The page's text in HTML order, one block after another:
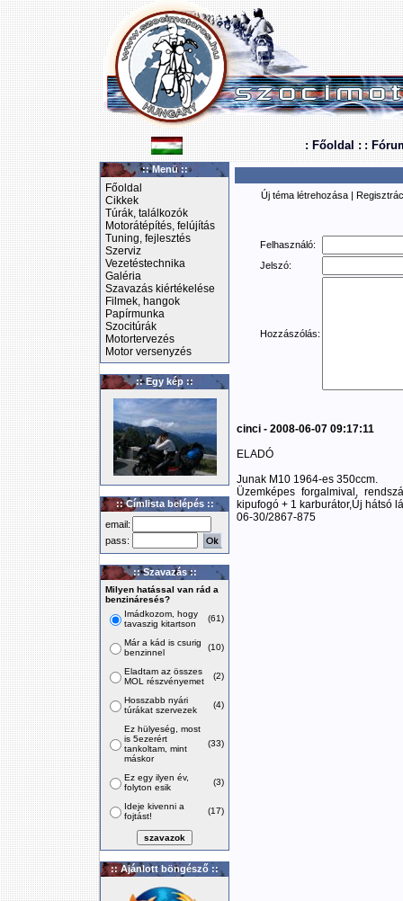
: Főoldal : :
:: Menü ::
Főoldal
Cikkek
Túrák, találkozók
Motorátépítés, felújítás
Tuning, fejlesztés
Szerviz
Vezetéstechnika
Galéria
Szavazás kiértékelése
Filmek, hangok
Papírmunka
Szocitúrák
Motortervezés
Motor versenyzés
:: Egy kép ::
:: Címlista belépés ::
email:
pass:
:: Szavazás ::
Milyen hatással van rád a
benzináresés?
Imádkozom, hogy
tavaszig kitartson
(61)
Már a kád is csurig
benzinnel
(10)
Eladtam az összes
MOL részvényemet
(2)
Hosszabb nyári
túrákat szervezek
(4)
Ez hülyeség, most
is 5ezerért
tankoltam, mint
máskor
(33)
Ez egy ilyen év,
folyton esik
(3)
Ideje kivenni a
fojtást!
(17)
:: Ajánlott böngésző ::
Új téma létrehozása |
Felhasználó:
Jelszó:
Hozzászólás:
cinci - 2008-06-07 09:17:11
ELADÓ
Junak M10 1964-es 350ccm.
Üzemképes forgalmival,
kipufogó + 1 karburátor,Új hátsó
06-30/2867-875